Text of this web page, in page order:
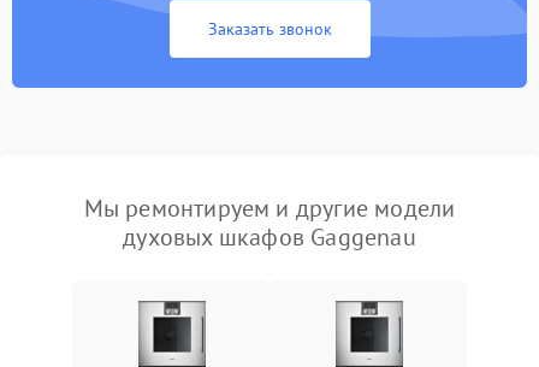
Заказать звонок
Мы ремонтируем и другие модели
духовых шкафов Gaggenau